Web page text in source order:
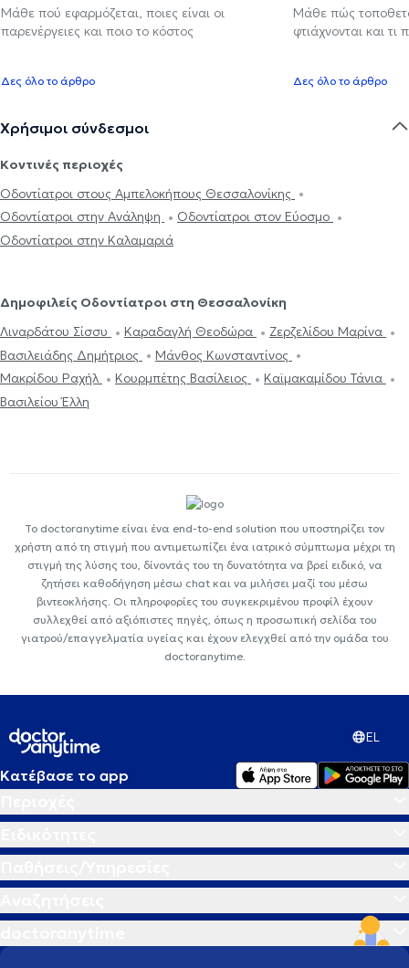
Μάθε πού εφαρμόζεται, ποιες είναι οι
παρενέργειες και ποιο το κόστος
Δες όλο το άρθρο
Μάθε πώς
φτιάχνονται και τι
Δες όλο το άρθρο
Χρήσιμοι σύνδεσμοι
Κοντινές περιοχές
Οδοντίατροι στους Αμπελοκήπους Θεσσαλονίκης
Οδοντίατροι στην Ανάληψη
Οδοντίατροι στον Εύοσμο
Οδοντίατροι στην Καλαμαριά
Δημοφιλείς Οδοντίατροι στη Θεσσαλονίκη
Λιναρδάτου Σίσσυ
Καραδαγλή Θεοδώρα
Ζερζελίδου Μαρίνα
Βασιλειάδης Δημήτριος
Μάνθος Κωνσταντίνος
Μακρίδου Ραχήλ
Κουρμπέτης Βασίλειος
Καϊμακαμίδου Τάνια
Βασιλείου Έλλη
Το doctoranytime είναι ένα end-to-end solution που υποστηρίζει τον
χρήστη από τη στιγμή που αντιμετωπίζει ένα ιατρικό σύμπτωμα μέχρι τη
στιγμή της λύσης του, δίνοντάς του τη δυνατότητα να βρεί ειδικό, να
ζητήσει καθοδήγηση μέσω chat και να μιλήσει μαζί του μέσω
βιντεοκλήσης. Οι πληροφορίες του συγκεκριμένου προφίλ έχουν
συλλεχθεί από αξιόπιστες πηγές, όπως η προσωπική σελίδα του
γιατρού/επαγγελματία υγείας και έχουν ελεγχθεί από την ομάδα του
doctoranytime.
EL
Κατέβασε το app